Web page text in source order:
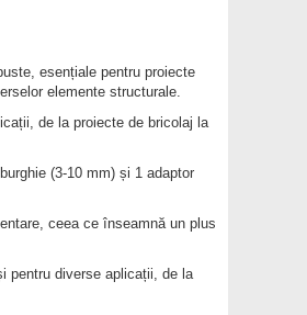
esențiale pentru proiecte
elemente structurale.
de la proiecte de bricolaj la
(3-10 mm) și 1 adaptor
ceea ce înseamnă un plus
pentru diverse aplicații, de la